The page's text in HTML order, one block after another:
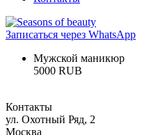
Записаться через WhatsApp
Мужской маникюр
5000 RUB
Контакты
ул. Охотный Ряд, 2
Москва